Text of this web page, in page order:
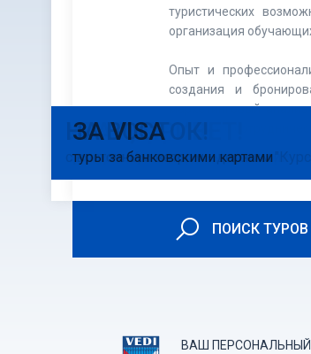
ВЕБИНАРЫ
и видеосеминары для Активных
КАЛЕНДАРЬ
экскурсионных туров на
УРАЛ, ПРИВЕТ!
прием на Урале, школьные
НА ВОСТОК!
с восточным ветром - держим "Курс
туристических
организация
Опыт и
создания и
маркетинговый
успешного
ЗА VISA
туры за банковскими картами
ПОИСК ТУРОВ
ВАШ ПЕРСОНАЛЬНЫЙ